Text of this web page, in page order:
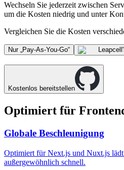
Wechseln Sie jederzeit zwischen
um die Kosten niedrig und unter
Vergleichen Sie die Kosten
Nur „Pay-As-You-Go“ Leapcell
Kostenlos bereitstellen
Optimiert für
Globale Beschleunigung
Optimiert für Next.js und Nuxt.js
außergewöhnlich schnell.